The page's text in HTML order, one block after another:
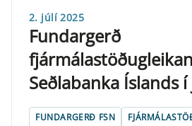
2. júlí 2025
Fundargerð
Seðlabanka Íslands
FUNDARGERÐ FSN